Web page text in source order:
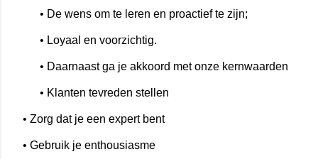
• De wens om te leren en proactief te zijn;
• Loyaal en voorzichtig.
• Daarnaast ga je akkoord met onze kernwaarden
• Klanten tevreden stellen
• Zorg dat je een expert bent
• Gebruik je enthousiasme